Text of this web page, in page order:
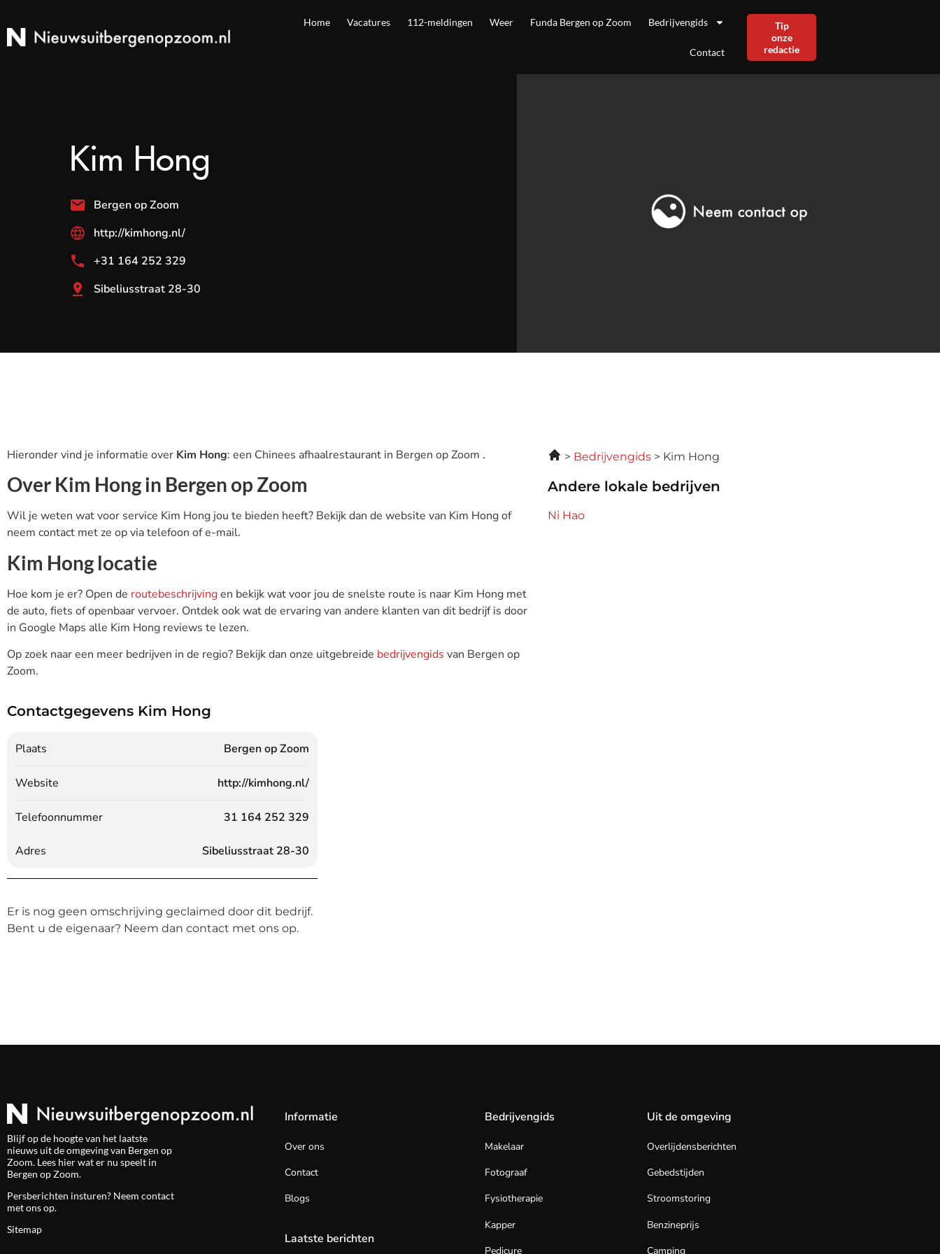
Home Vacatures 112-meldingen Weer Funda Bergen op Zoom Bedrijvengids
Contact
Tip
onze
redactie
Kim Hong
Bergen op Zoom
http://kimhong.nl/
+31 164 252 329
Sibeliusstraat 28-30
Hieronder vind je informatie over Kim Hong: een Chinees afhaalrestaurant in Bergen op Zoom .
Over Kim Hong in Bergen op Zoom
Wil je weten wat voor service Kim Hong jou te bieden heeft? Bekijk dan de website van Kim Hong of
neem contact met ze op via telefoon of e-mail.
Kim Hong locatie
Hoe kom je er? Open de routebeschrijvingen bekijk wat voor jou de snelste route is naar Kim Hong met
de auto, fiets of openbaar vervoer. Ontdek ook wat de ervaring van andere klanten van dit bedrijf is door
in Google Maps alle Kim Hong reviews te lezen.
Op zoek naar een meer bedrijven in de regio? Bekijk dan onze uitgebreide bedrijvengids van Bergen op
Zoom.
Bedrijvengids Kim Hong
Andere lokale bedrijven
Ni Hao
Contactgegevens Kim Hong
Plaats Bergen op Zoom
Website http://kimhong.nl/
Telefoonnummer 31 164 252 329
Adres Sibeliusstraat 28-30
Er is nog geen omschrijving geclaimed door dit bedrijf.
Bent u de eigenaar? Neem dan contact met ons op.
Blijf op de hoogte van het laatste
nieuws uit de omgeving van Bergen op
Zoom. Lees hier wat er nu speelt in
Bergen op Zoom.
Persberichten insturen? Neem contact
met ons op.
Sitemap
Informatie
Over ons
Contact
Blogs
Laatste berichten
Bedrijvengids
Makelaar
Fotograaf
Fysiotherapie
Kapper
Pedicure
Uit de omgeving
Overlijdensberichten
Gebedstijden
Stroomstoring
Benzineprijs
Camping